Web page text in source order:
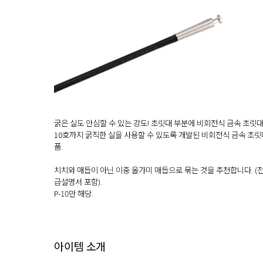
굵은 실도 안심할 수 있는 강도! 초릿대 부분에 비회전식 금속 초릿
10호까지 굵직한 실을 사용할 수 있도록 개발된 비회전식 금속 초
품.
치치와 매듭이 아닌 이중 올가미 매듭으로 묶는 것을 추천합니다. (
급설명서 포함).
P-10만 해당.
아이템 소개